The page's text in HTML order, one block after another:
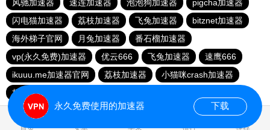
风驰加速器
速连加速器 泡泡狗加速器
pigcha加速器
闪电猫加速器
荔枝加速器 飞兔加速器
bitznet加速器
海外梯子官网
月兔加速器
番石榴加速器
vp(永久免费)加速器
优云666 飞兔加速器
速鹰666
ikuuu.me加速器官网
荔枝加速器
小猫咪crash加速器
极风加速器
首页 安卓 苹果 排行 推荐
永久免费使用的加速器 下载
0.019708s